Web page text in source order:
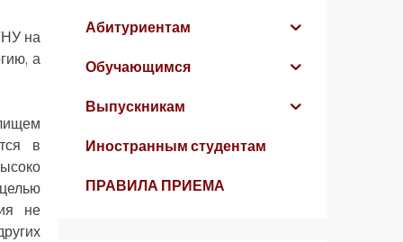
на
а
в
не
Абитуриентам
Обучающимся
Выпускникам
Иностранным студентам
ПРАВИЛА ПРИЕМА